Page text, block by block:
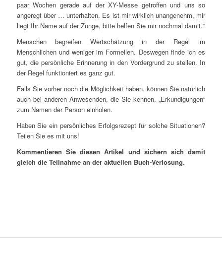
paar Wochen gerade auf der XY-Messe getroffen und uns so
angeregt über … unterhalten. Es ist mir wirklich unangenehm, mir
liegt Ihr Name auf der Zunge, bitte helfen Sie mir nochmal damit.“
Menschen begreifen Wertschätzung in der Regel im
Menschlichen und weniger im Formellen. Deswegen finde ich es
gut, die persönliche Erinnerung in den Vordergrund zu stellen. In
der Regel funktioniert es ganz gut.
Falls Sie vorher noch die Möglichkeit haben, können Sie natürlich
auch bei anderen Anwesenden, die Sie kennen, „Erkundigungen“
zum Namen der Person einholen.
Haben Sie ein persönliches Erfolgsrezept für solche Situationen?
Teilen Sie es mit uns!
Kommentieren Sie diesen Artikel und sichern sich damit
gleich die Teilnahme an der aktuellen Buch-Verlosung.